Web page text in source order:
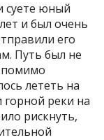
суете юный
и был очень
его
Путь был не
помимо
лететь на
горной реки на
рискнуть,